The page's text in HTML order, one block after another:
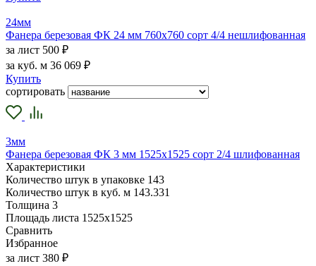
24мм
Фанера березовая ФК 24 мм 760х760 сорт 4/4 нешлифованная
за лист 500 ₽
за куб. м 36 069 ₽
Купить
сортировать
3мм
Фанера березовая ФК 3 мм 1525х1525 сорт 2/4 шлифованная
Характеристики
Количество штук в упаковке 143
Количество штук в куб. м 143.331
Толщина 3
Площадь листа 1525х1525
Сравнить
Избранное
за лист 380 ₽